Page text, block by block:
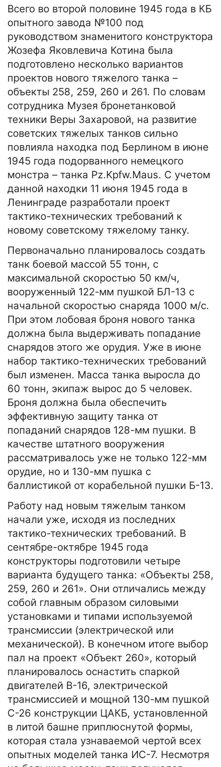
Всего во второй половине 1945 года в КБ
опытного завода №100 под
руководством знаменитого конструктора
Жозефа Яковлевича Котина была
подготовлено несколько вариантов
проектов нового тяжелого танка –
объекты 258, 259, 260 и 261. По словам
сотрудника Музея бронетанковой
техники Веры Захаровой, на развитие
советских тяжелых танков сильно
повлияла находка под Берлином в июне
1945 года подорванного немецкого
монстра – танка Pz.Kpfw.Maus. С учетом
данной находки 11 июня 1945 года в
Ленинграде разработали проект
тактико-технических требований к
новому советскому тяжелому танку.
Первоначально планировалось создать
танк боевой массой 55 тонн, с
максимальной скоростью 50 км/ч,
вооруженный 122-мм пушкой БЛ-13 с
начальной скоростью снаряда 1000 м/с.
При этом лобовая броня нового танка
должна была выдерживать попадание
снарядов этого же орудия. Уже в июне
набор тактико-технических требований
был изменен. Масса танка выросла до
60 тонн, экипаж вырос до 5 человек.
Броня должна была обеспечить
эффективную защиту танка от
попаданий снарядов 128-мм пушки. В
качестве штатного вооружения
рассматривалось уже не только 122-мм
орудие, но и 130-мм пушка с
баллистикой от корабельной пушки Б-13.
Работу над новым тяжелым танком
начали уже, исходя из последних
тактико-технических требований. В
сентябре-октябре 1945 года
конструкторы подготовили четыре
варианта будущего танка: «Объекты 258,
259, 260 и 261». Они отличались между
собой главным образом силовыми
установками и типами используемой
трансмиссии (электрической или
механической). В конечном итоге выбор
пал на проект «Объект 260», который
планировалось оснастить спаркой
двигателей В-16, электрической
трансмиссией и мощной 130-мм пушкой
С-26 конструкции ЦАКБ, установленной
в литой башне приплюснутой формы,
которая стала узнаваемой чертой всех
опытных моделей танка ИС-7. Несмотря